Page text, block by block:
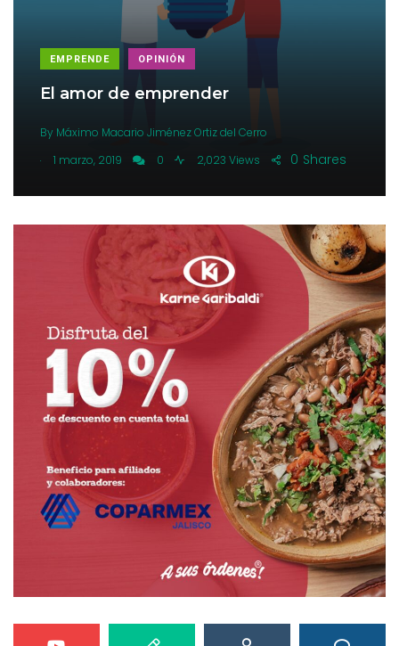
EMPRENDE OPINIÓN
El amor de emprender
By Máximo Macario Jiménez Ortiz del Cerro
.
1 marzo, 2019 0 2,023 Views Shares
0